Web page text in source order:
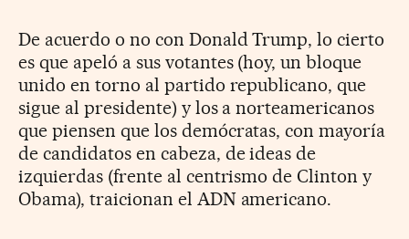
De acuerdo o no con Donald Trump, lo cierto
es que apeló a sus votantes (hoy, un bloque
unido en torno al partido republicano, que
sigue al presidente) y los a norteamericanos
que piensen que los demócratas, con mayoría
de candidatos en cabeza, de ideas de
izquierdas (frente al centrismo de Clinton y
Obama), traicionan el ADN americano.